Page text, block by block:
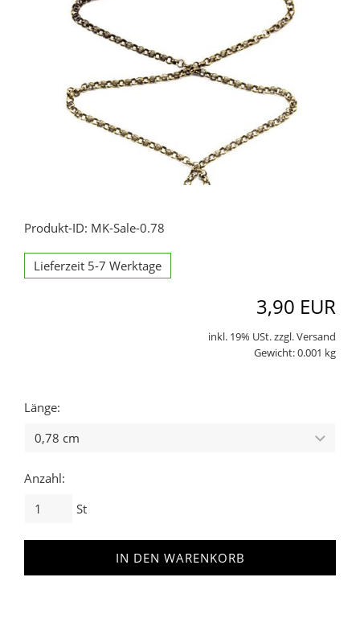
Produkt-ID: MK-Sale-0.78
Lieferzeit 5-7 Werktage
3,90 EUR
inkl. 19% USt. zzgl. Versand
Gewicht: 0.001 kg
Länge:
Anzahl:
St
IN DEN WARENKORB